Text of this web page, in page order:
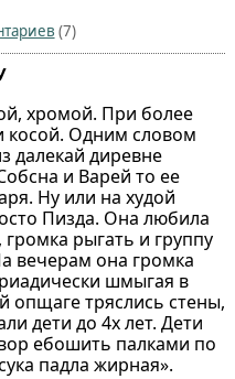
(7)
хромой. При более
Одним словом
далекай диревне
и Варей то ее
Ну или на худой
Пизда. Она любила
громка рыгать и группу
вечерам она громка
шмыгая в
опщаге тряслись стены,
дети до 4х лет. Дети
ебошить палками по
падла жирная».